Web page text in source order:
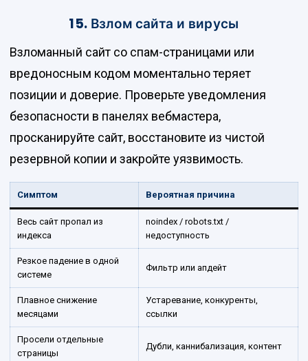
15. Взлом сайта и вирусы
Взломанный сайт со спам-страницами или
вредоносным кодом моментально теряет
позиции и доверие. Проверьте уведомления
безопасности в панелях вебмастера,
просканируйте сайт, восстановите из чистой
резервной копии и закройте уязвимость.
Симптом Вероятная причина
Весь сайт пропал из
индекса
noindex / robots.txt /
недоступность
Резкое падение в одной
системе
Фильтр или апдейт
Плавное снижение
месяцами
Устаревание, конкуренты,
ссылки
Просели отдельные
страницы
Дубли, каннибализация, контент